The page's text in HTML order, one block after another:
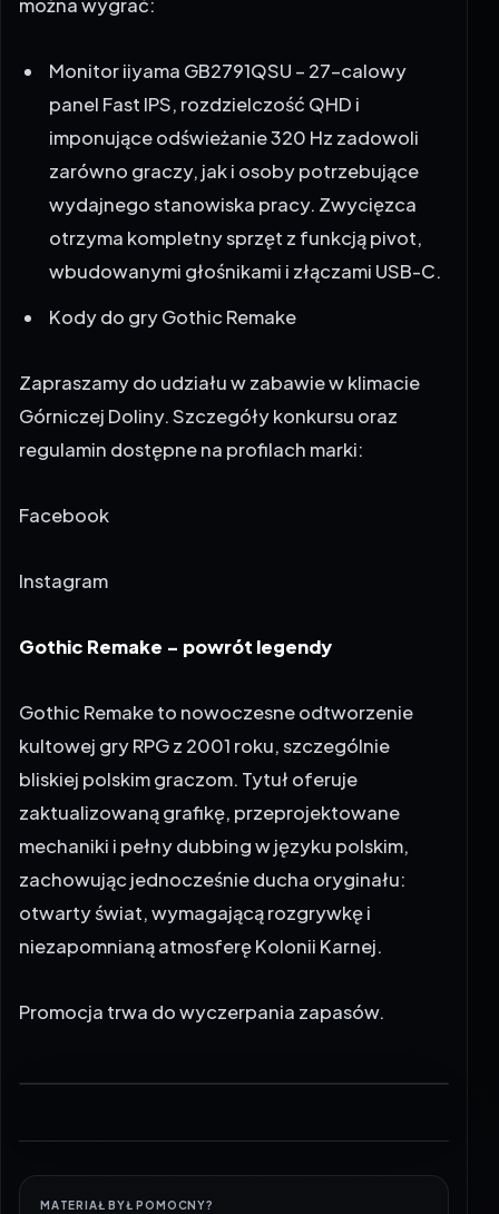
Monitor iiyama GB2791QSU – 27-calowy
panel Fast IPS, rozdzielczość QHD i
imponujące odświeżanie 320 Hz zadowoli
zarówno graczy, jak i osoby potrzebujące
wydajnego stanowiska pracy. Zwycięzca
otrzyma kompletny sprzęt z funkcją pivot,
wbudowanymi głośnikami i złączami USB-C.
Kody do gry Gothic Remake
Zapraszamy do udziału w zabawie w klimacie
Górniczej Doliny. Szczegóły konkursu oraz
regulamin dostępne na profilach marki:
Facebook
Instagram
Gothic Remake – powrót legendy
Gothic Remake to nowoczesne odtworzenie
kultowej gry RPG z 2001 roku, szczególnie
bliskiej polskim graczom. Tytuł oferuje
zaktualizowaną grafikę, przeprojektowane
mechaniki i pełny dubbing w języku polskim,
zachowując jednocześnie ducha oryginału:
otwarty świat, wymagającą rozgrywkę i
niezapomnianą atmosferę Kolonii Karnej.
Promocja trwa do wyczerpania zapasów.
MATERIAŁ BYŁ POMOCNY?